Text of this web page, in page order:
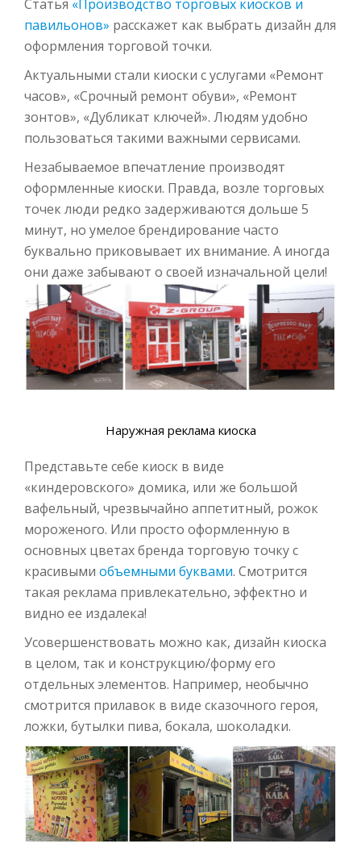
Статья «Производство торговых киосков и
павильонов» расскажет как выбрать дизайн для
оформления торговой точки.
Актуальными стали киоски с услугами «Ремонт
часов», «Срочный ремонт обуви», «Ремонт
зонтов», «Дубликат ключей». Людям удобно
пользоваться такими важными сервисами.
Незабываемое впечатление производят
оформленные киоски. Правда, возле торговых
точек люди редко задерживаются дольше 5
минут, но умелое брендирование часто
буквально приковывает их внимание. А иногда
они даже забывают о своей изначальной цели!
Наружная реклама киоска
Представьте себе киоск в виде
«киндеровского» домика, или же большой
вафельный, чрезвычайно аппетитный, рожок
мороженого. Или просто оформленную в
основных цветах бренда торговую точку с
красивыми объемными буквами. Смотрится
такая реклама привлекательно, эффектно и
видно ее издалека!
Усовершенствовать можно как, дизайн киоска
в целом, так и конструкцию/форму его
отдельных элементов. Например, необычно
смотрится прилавок в виде сказочного героя,
ложки, бутылки пива, бокала, шоколадки.